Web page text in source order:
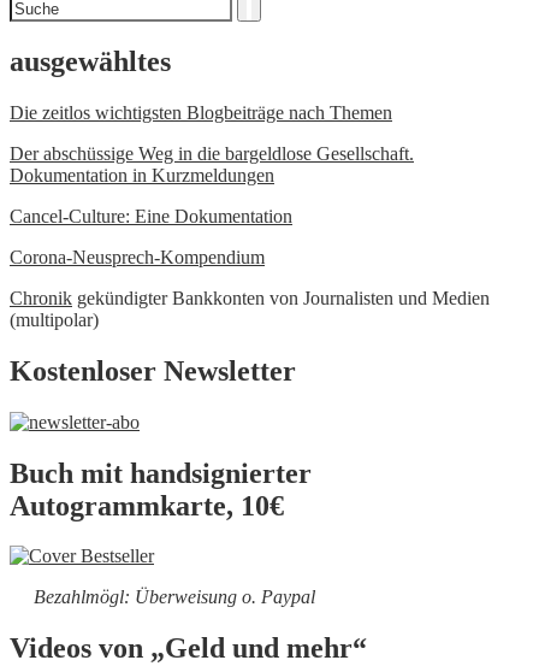
Suchen
nach
ausgewähltes
Die zeitlos wichtigsten Blogbeiträge nach Themen
Der abschüssige Weg in die bargeldlose Gesellschaft.
Dokumentation in Kurzmeldungen
Cancel-Culture: Eine Dokumentation
Corona-Neusprech-Kompendium
Chronik gekündigter Bankkonten von Journalisten und Medien
(multipolar)
Kostenloser Newsletter
Buch mit handsignierter
Autogrammkarte, 10€
Bezahlmögl: Überweisung o. Paypal
Videos von „Geld und mehr“